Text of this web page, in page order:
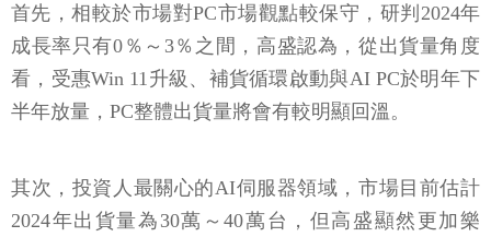
首先，相較於市場對PC市場觀點較保守，研判2024年
成長率只有0％～3％之間，高盛認為，從出貨量角度
看，受惠Win 11升級、補貨循環啟動與AI PC於明年下
半年放量，PC整體出貨量將會有較明顯回溫。
其次，投資人最關心的AI伺服器領域，市場目前估計
2024年出貨量為30萬～40萬台，但高盛顯然更加樂